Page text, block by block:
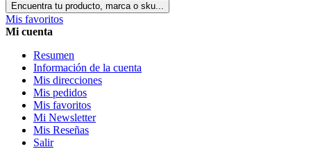
Encuentra tu producto, marca o sku...
Mis favoritos
Mi cuenta
Resumen
Información de la cuenta
Mis direcciones
Mis pedidos
Mis favoritos
Mi Newsletter
Mis Reseñas
Salir